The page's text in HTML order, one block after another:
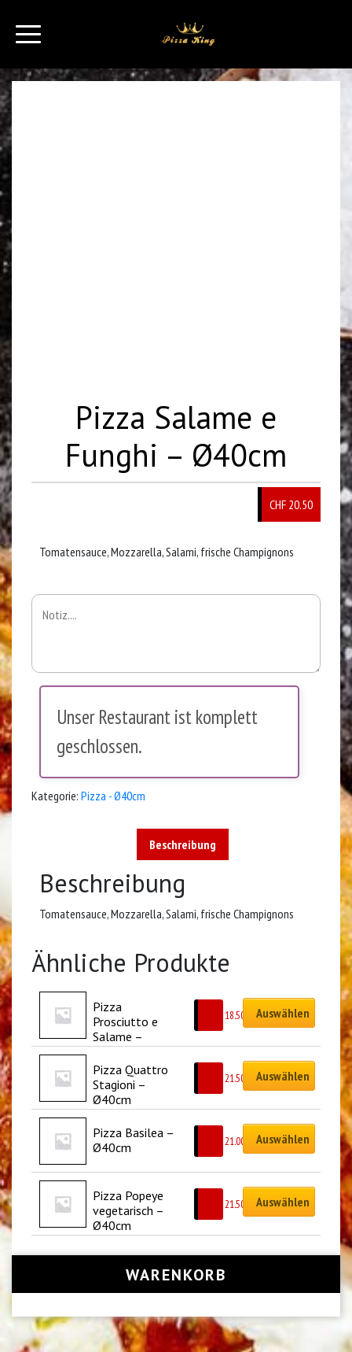
Pizza Salame e
Funghi – Ø40cm
CHF 20.50
Tomatensauce, Mozzarella, Salami, frische Champignons
Unser Restaurant ist komplett
geschlossen.
Kategorie: Pizza - Ø40cm
Beschreibung
Beschreibung
Tomatensauce, Mozzarella, Salami, frische Champignons
Ähnliche Produkte
Pizza
Prosciutto e
Salame –
Ø40cm
18.50 Auswählen
Pizza Quattro
Stagioni –
Ø40cm
21.50 Auswählen
Pizza Basilea –
Ø40cm
21.00 Auswählen
Pizza Popeye
vegetarisch –
Ø40cm
21.50 Auswählen
WARENKORB